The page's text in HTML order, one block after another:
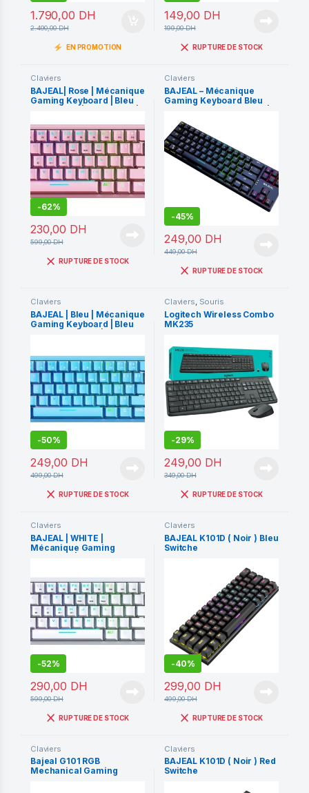
1.790,00 DH
2.490,00DH
EN PROMOTION
149,00 DH
199,00DH
RUPTURE DE STOCK
Claviers
BAJEAL| Rose | Mécanique
Gaming Keyboard | Bleu
Console |
Promo | Rose
-62%
230,00 DH
599,00DH
RUPTURE DE STOCK
Claviers
BAJEAL – Mécanique
Gaming Keyboard Bleu
For Pc Gaming – Mac –
Console |
-45%
249,00 DH
449,00DH
RUPTURE DE STOCK
Claviers
BAJEAL | Bleu | Mécanique
Gaming Keyboard | Bleu
-50%
249,00 DH
499,00DH
RUPTURE DE STOCK
Claviers, Souris
Logitech Wireless Combo
MK235
-29%
249,00 DH
349,00DH
RUPTURE DE STOCK
Claviers
BAJEAL | WHITE |
Mécanique Gaming
Gaming – Mac – Console |
Promo | WHITE
-52%
290,00 DH
599,00DH
RUPTURE DE STOCK
Claviers
BAJEAL K101D ( Noir ) Bleu
Switche
-40%
299,00 DH
499,00DH
RUPTURE DE STOCK
Claviers
Bajeal G101 RGB
Mechanical Gaming
Claviers
BAJEAL K101D ( Noir ) Red
Switche